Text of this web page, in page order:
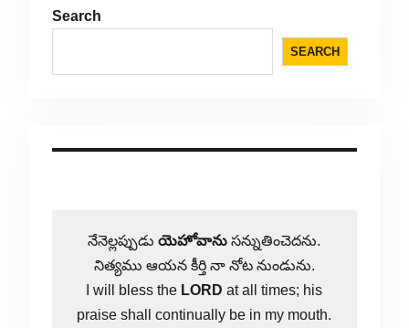
Search
SEARCH
నేనెల్లప్పుడుయెహోవాను సన్నుతించెదను.
నిత్యము ఆయన కీర్తి నా నోట నుండును.
I will bless the LORD at all times; his
praise shall continually be in my mouth.